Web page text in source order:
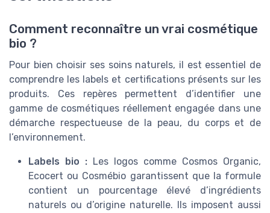
Comment reconnaître un vrai cosmétique
bio ?
Pour bien choisir ses soins naturels, il est essentiel de
comprendre les labels et certifications présents sur les
produits. Ces repères permettent d’identifier une
gamme de cosmétiques réellement engagée dans une
démarche respectueuse de la peau, du corps et de
l’environnement.
Labels bio : Les logos comme Cosmos Organic,
Ecocert ou Cosmébio garantissent que la formule
contient un pourcentage élevé d’ingrédients
naturels ou d’origine naturelle. Ils imposent aussi